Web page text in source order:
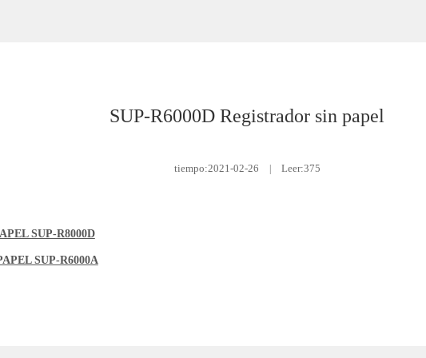
SUP-R6000D Registrador sin papel
tiempo:2021-02-26 Leer:375
SUP-R8000D
SUP-R6000A